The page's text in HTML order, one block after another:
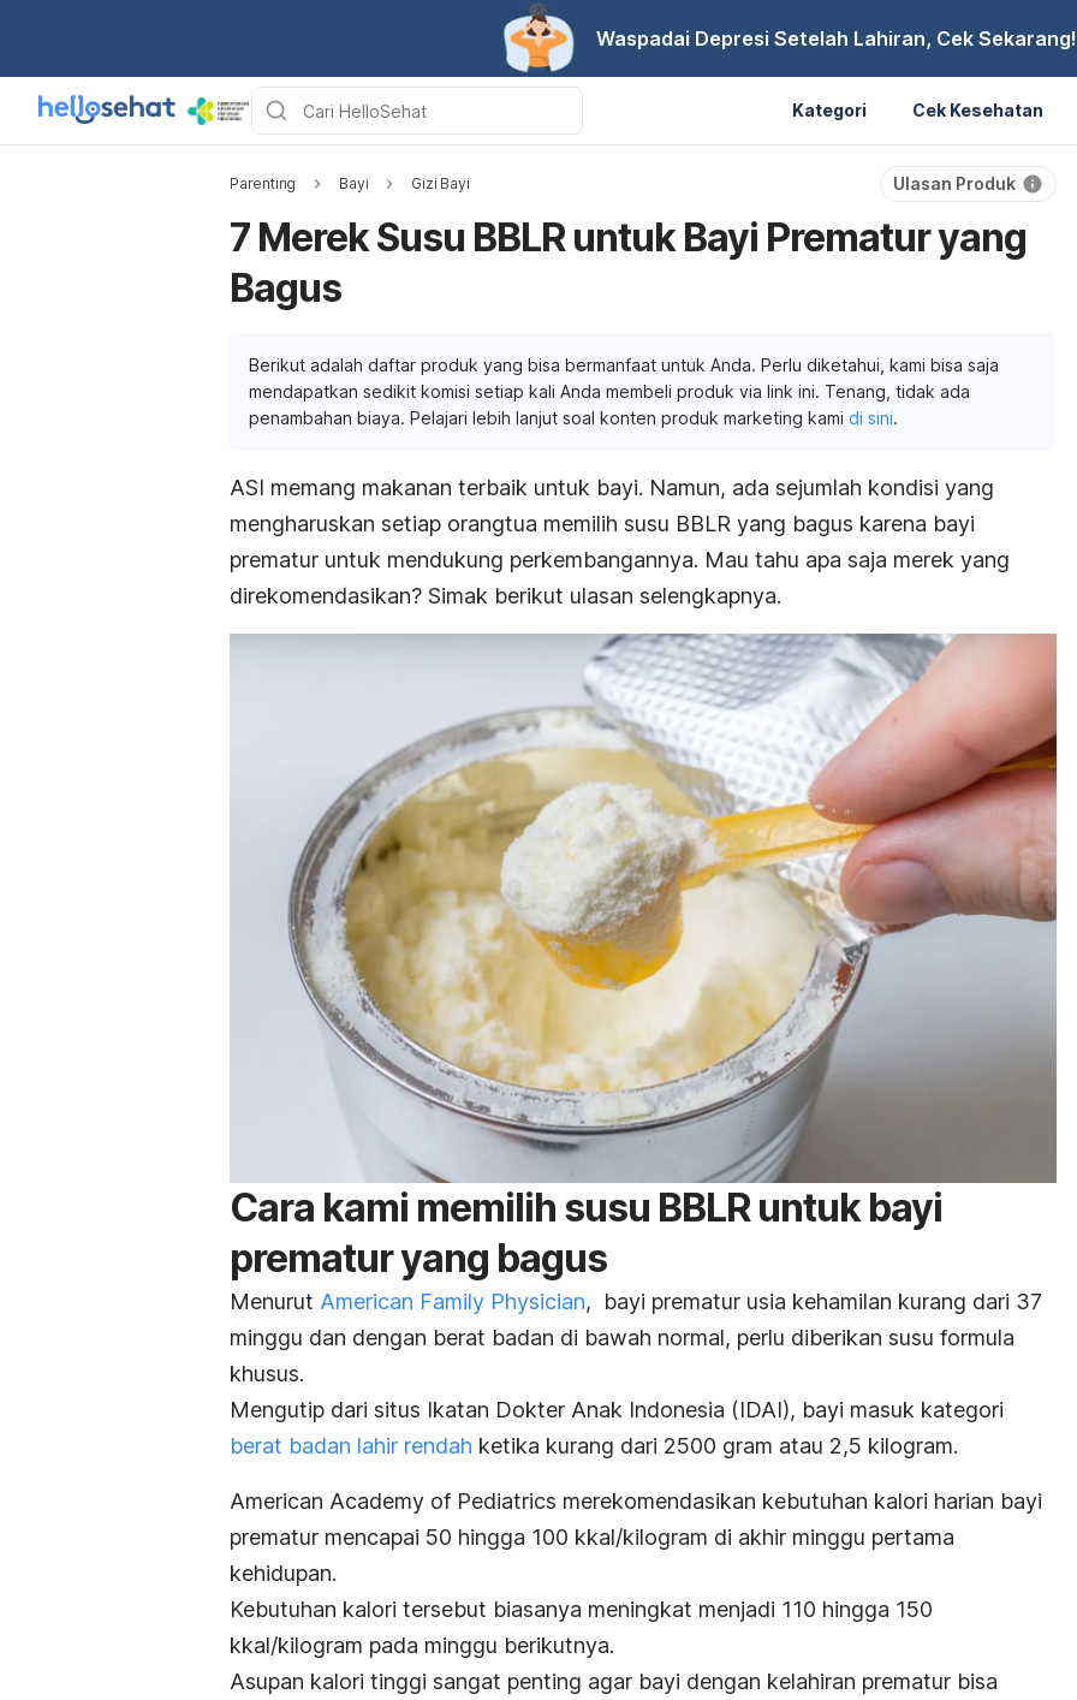
Waspadai Depresi Setelah Lahiran, Cek Sekarang!
Kategori Cek Kesehatan
Parenting Bayi Gizi Bayi Ulasan Produk
7 Merek Susu BBLR untuk Bayi Prematur yang
Bagus
Berikut adalah daftar produk yang bisa bermanfaat untuk Anda. Perlu diketahui, kami bisa saja
mendapatkan sedikit komisi setiap kali Anda membeli produk via link ini. Tenang, tidak ada
penambahan biaya. Pelajari lebih lanjut soal konten produk marketing kami di sini.
ASI memang makanan terbaik untuk bayi. Namun, ada sejumlah kondisi yang
mengharuskan setiap orangtua memilih susu BBLR yang bagus karena bayi
prematur untuk mendukung perkembangannya. Mau tahu apa saja merek yang
direkomendasikan? Simak berikut ulasan selengkapnya.
Cara kami memilih susu BBLR untuk bayi
prematur yang bagus
Menurut American Family Physician, bayi prematur usia kehamilan kurang dari 37
minggu dan dengan berat badan di bawah normal, perlu diberikan susu formula
khusus.
Mengutip dari situs Ikatan Dokter Anak Indonesia (IDAI), bayi masuk kategori
berat badan lahir rendah ketika kurang dari 2500 gram atau 2,5 kilogram.
American Academy of Pediatrics merekomendasikan kebutuhan kalori harian bayi
prematur mencapai 50 hingga 100 kkal/kilogram di akhir minggu pertama
kehidupan.
Kebutuhan kalori tersebut biasanya meningkat menjadi 110 hingga 150
kkal/kilogram pada minggu berikutnya.
Asupan kalori tinggi sangat penting agar bayi dengan kelahiran prematur bisa